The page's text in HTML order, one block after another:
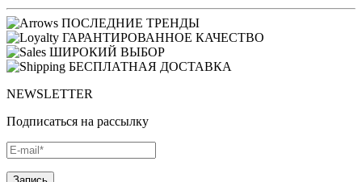
ПОСЛЕДНИЕ ТРЕНДЫ
ГАРАНТИРОВАННОЕ КАЧЕСТВО
ШИРОКИЙ ВЫБОР
БЕСПЛАТНАЯ ДОСТАВКА
NEWSLETTER
Подписаться на рассылку